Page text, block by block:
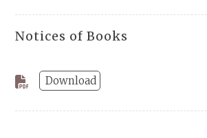
Notices of Books
Download